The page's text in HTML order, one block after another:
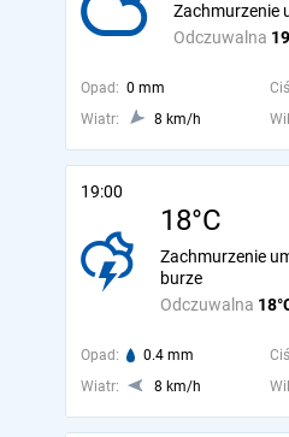
Odczuwalna
Zachmurzenie
Opad: 0 mm
Wiatr:
8 km/h
19:00
18°C
Odczuwalna
Zachmurzenie
burze
Opad: 0.4 mm
Wiatr:
8 km/h